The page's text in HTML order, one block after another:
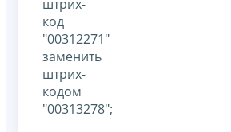
штрих-
код
"00312271"
заменить
штрих-
кодом
"00313278";